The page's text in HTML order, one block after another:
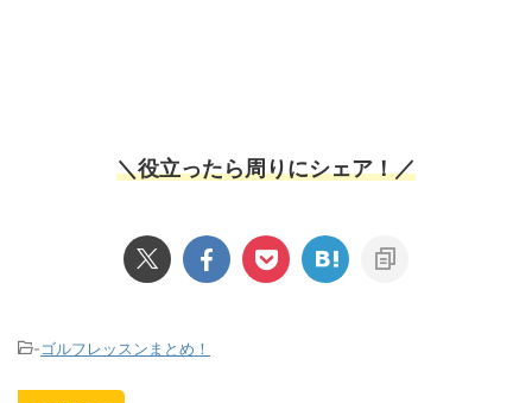
＼役立ったら周りにシェア！／
-ゴルフレッスンまとめ！